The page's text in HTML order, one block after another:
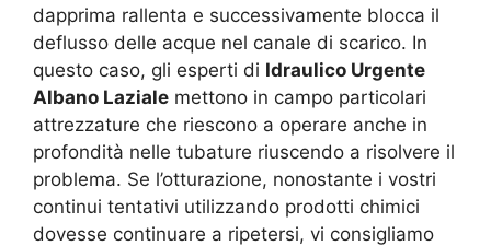
dapprima rallenta e successivamente blocca il
deflusso delle acque nel canale di scarico. In
questo caso, gli esperti di Idraulico Urgente
Albano Laziale mettono in campo particolari
attrezzature che riescono a operare anche in
profondità nelle tubature riuscendo a risolvere il
problema. Se l’otturazione, nonostante i vostri
continui tentativi utilizzando prodotti chimici
dovesse continuare a ripetersi, vi consigliamo